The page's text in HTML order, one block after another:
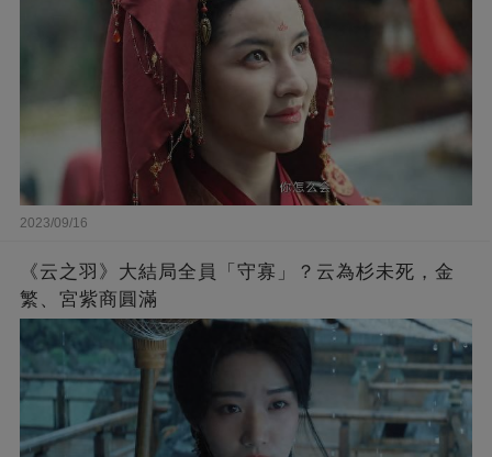
2023/09/16
《云之羽》大結局全員「守寡」？云為杉未死，金
繁、宮紫商圓滿